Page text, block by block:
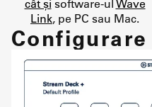
cât și software-ulWave
Link, pe PC sau Mac.
Configurare